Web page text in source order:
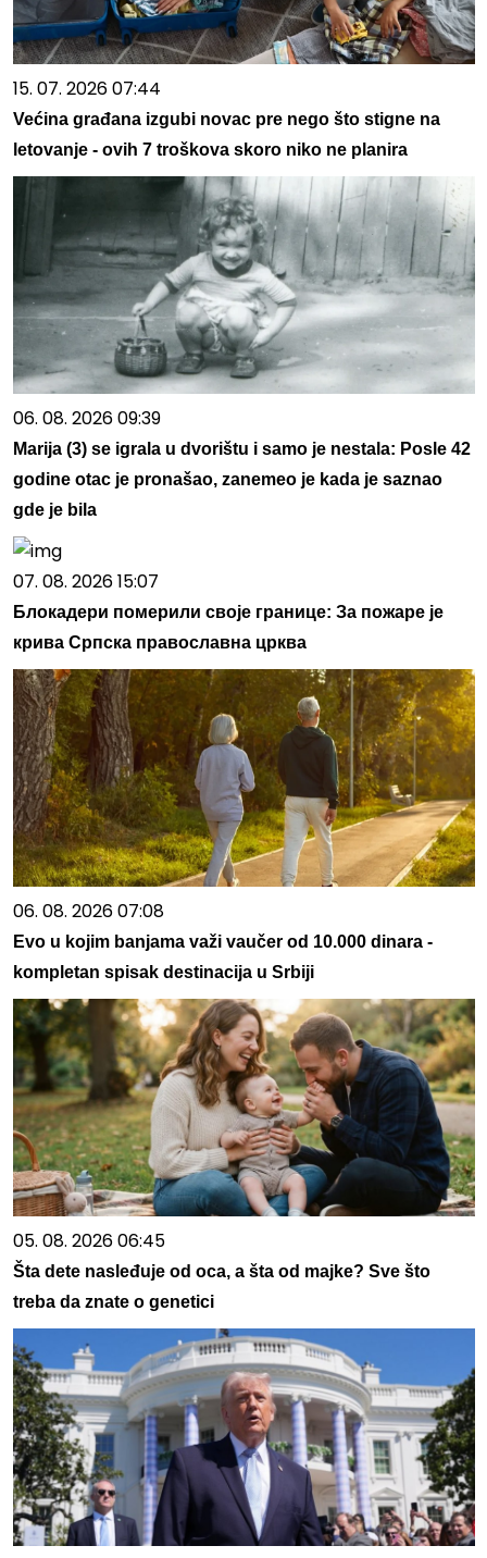
15. 07. 2026 07:44
Većina građana izgubi novac pre nego što stigne na
letovanje - ovih 7 troškova skoro niko ne planira
06. 08. 2026 09:39
Marija (3) se igrala u dvorištu i samo je nestala: Posle 42
godine otac je pronašao, zanemeo je kada je saznao
gde je bila
07. 08. 2026 15:07
Блокадери померили своје границе: За пожаре је
крива Српска православна црква
06. 08. 2026 07:08
Evo u kojim banjama važi vaučer od 10.000 dinara -
kompletan spisak destinacija u Srbiji
05. 08. 2026 06:45
Šta dete nasleđuje od oca, a šta od majke? Sve što
treba da znate o genetici